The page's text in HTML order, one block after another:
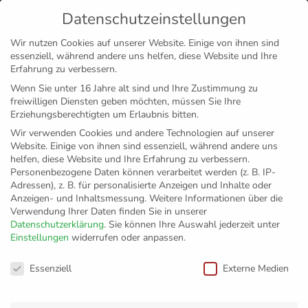
MENÜ
Disclaimer Impressum Datenschutz
VfB Friedrichshafen
Datenschutzeinstellungen
Wir nutzen Cookies auf unserer Website. Einige von ihnen sind
essenziell, während andere uns helfen, diese Website und Ihre
Erfahrung zu verbessern.
Wenn Sie unter 16 Jahre alt sind und Ihre Zustimmung zu
freiwilligen Diensten geben möchten, müssen Sie Ihre
Erziehungsberechtigten um Erlaubnis bitten.
Wir verwenden Cookies und andere Technologien auf unserer
Website. Einige von ihnen sind essenziell, während andere uns
helfen, diese Website und Ihre Erfahrung zu verbessern.
Personenbezogene Daten können verarbeitet werden (z. B. IP-
Adressen), z. B. für personalisierte Anzeigen und Inhalte oder
Anzeigen- und Inhaltsmessung. Weitere Informationen über die
Verwendung Ihrer Daten finden Sie in unserer
Datenschutzerklärung. Sie können Ihre Auswahl jederzeit unter
Einstellungen widerrufen oder anpassen.
Datenschutzeinstellungen
Essenziell Externe Medien